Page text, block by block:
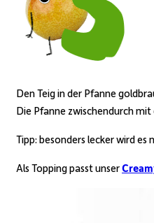
Den Teig in der Pfanne
Die Pfanne zwischendurch
Tipp: besonders lecker wird
Als Topping passt unser